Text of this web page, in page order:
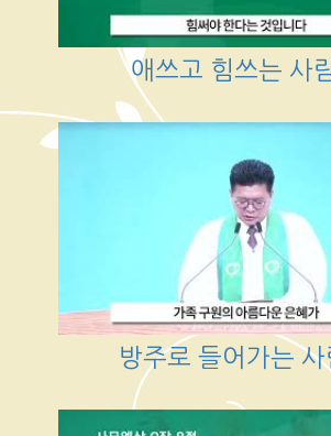
애쓰고 힘쓰는 사
방주로 들어가는 사